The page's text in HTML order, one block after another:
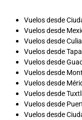
Vuelos desde
Vuelos desde
Vuelos desde
Vuelos desde
Vuelos desde
Vuelos desde
Vuelos desde
Vuelos desde
Vuelos desde
Vuelos desde